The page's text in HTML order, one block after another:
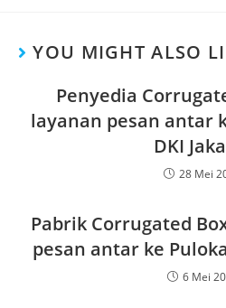
YOU MIGHT ALSO
Penyedia
layanan pesan antar
DKI
28 Mei
Pabrik Corrugated
pesan antar ke
6 Mei